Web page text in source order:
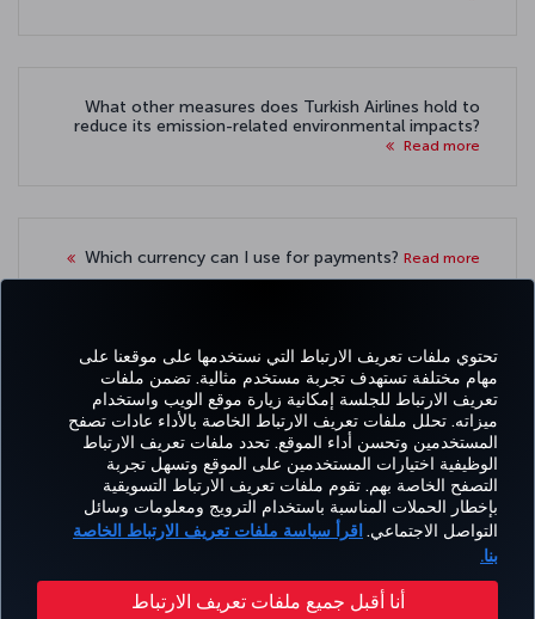
تحتوي ملفات تعريف الارتباط التي نستخدمها على موقعنا على
مهام مختلفة تستهدف تجربة مستخدم مثالية. تضمن ملفات
تعريف الارتباط للجلسة إمكانية زيارة موقع الويب واستخدام
ميزاته. تحلل ملفات تعريف الارتباط الخاصة بالأداء عادات تصفح
المستخدمين وتحسن أداء الموقع. تحدد ملفات تعريف الارتباط
الوظيفية اختيارات المستخدمين على الموقع وتسهل تجربة
التصفح الخاصة بهم. تقوم ملفات تعريف الارتباط التسويقية
بإخطار الحملات المناسبة باستخدام الترويج ومعلومات وسائل
التواصل الاجتماعي. اقرأ سياسة ملفات تعريف الارتباط الخاصة
بنا.
أنا أقبل جميع ملفات تعريف الارتباط
What other measures does Turkish Airlines hold to
reduce its emission-related environmental impacts?
Read more
Which currency can I use for payments? Read more
Facebook
Twitter
Instagram
YouTube
LinkedIn
تيك توك
Blog
Pinterest
الحجز
والإدارة
خبرة
العروض
والوجهات
مساعدة MILES&SMILES
CORPORATE
CLUB
سياسة الخصوصية وملفات تعريف الارتباط إشعار قانوني حقوق المسافر